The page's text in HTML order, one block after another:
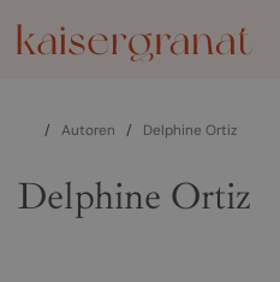
/ Autoren / Delphine Ortiz
Delphine Ortiz